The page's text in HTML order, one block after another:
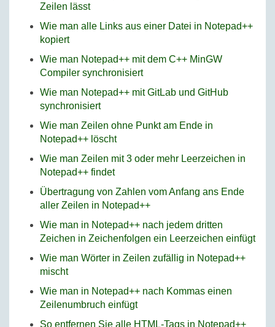
Zeilen lässt
Wie man alle Links aus einer Datei in Notepad++
kopiert
Wie man Notepad++ mit dem C++ MinGW
Compiler synchronisiert
Wie man Notepad++ mit GitLab und GitHub
synchronisiert
Wie man Zeilen ohne Punkt am Ende in
Notepad++ löscht
Wie man Zeilen mit 3 oder mehr Leerzeichen in
Notepad++ findet
Übertragung von Zahlen vom Anfang ans Ende
aller Zeilen in Notepad++
Wie man in Notepad++ nach jedem dritten
Zeichen in Zeichenfolgen ein Leerzeichen einfügt
Wie man Wörter in Zeilen zufällig in Notepad++
mischt
Wie man in Notepad++ nach Kommas einen
Zeilenumbruch einfügt
So entfernen Sie alle HTML-Tags in Notepad++